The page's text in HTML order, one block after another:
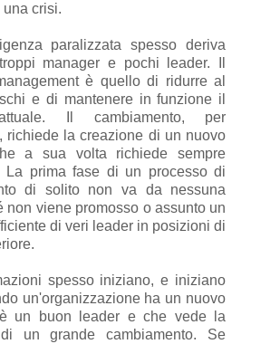
una crisi.
paralizzata spesso deriva
manager e pochi leader. Il
è quello di ridurre al
e di mantenere in funzione il
Il cambiamento, per
richiede la creazione di un nuovo
a sua volta richiede sempre
La prima fase di un processo di
di solito non va da nessuna
non viene promosso o assunto un
di veri leader in posizioni di
spesso iniziano, e iniziano
un'organizzazione ha un nuovo
un buon leader e che vede la
un grande cambiamento. Se